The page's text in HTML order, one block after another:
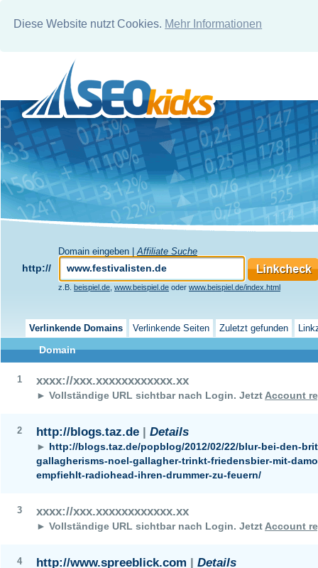
Diese Website nutzt Cookies. Mehr Informationen
Domain eingeben | Affiliate Suche
http://
z.B. beispiel.de www.beispiel.de oder www.beispiel.de/index.html
Verlinkende Domains Verlinkende Seiten Zuletzt gefunden
Domain
1 xxxx://xxx.xxxxxxxxxxxx.xx
► Vollständige URL sichtbar nach Login. Jetzt Account
2 http://blogs.taz.de | Details
► http://blogs.taz.de/popblog/2012/02/22/blur-bei-den-
gallagherisms-noel-gallagher-trinkt-friedensbier-mit-
empfiehlt-radiohead-ihren-drummer-zu-feuern/
3 xxxx://xxx.xxxxxxxxxxxx.xx
► Vollständige URL sichtbar nach Login. Jetzt Account
4 http://www.spreeblick.com | Details